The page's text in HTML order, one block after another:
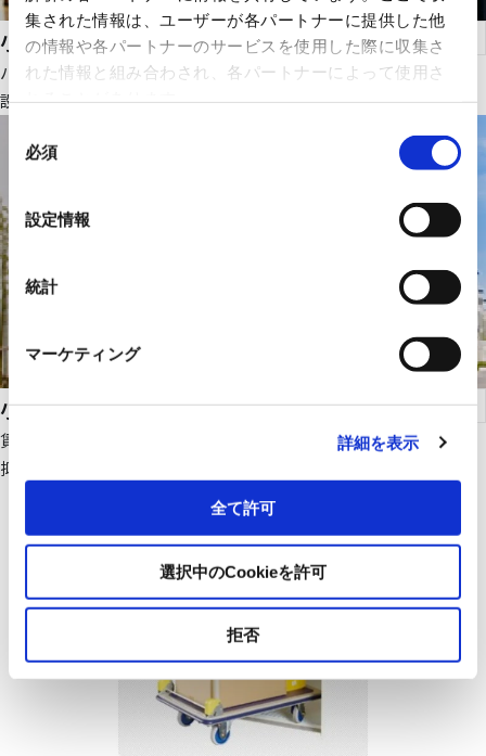
集された情報は、ユーザーが各パートナーに提供した他
の情報や各パートナーのサービスを使用した際に収集さ
れた情報と組み合わされ、各パートナーによって使用さ
選
択
必須
設定情報
統計
マーケティング
詳細を表示
全て許可
選択中のCookieを許可
拒否
小規模建物用小型エレベーター
バリアフリーが重要視される福祉施設や診療所などに最適です。
設置環境に合わせて４タイプご用意しております。
小規模共同住宅用エレベーター
賃貸アパートや賃貸マンションに最適です。維持費を低コストに
抑えた省エネ設計です。